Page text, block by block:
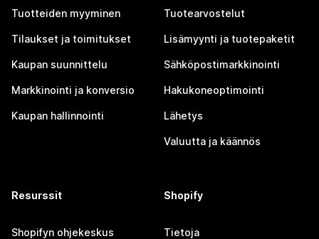
Tuotteiden myyminen
Tilaukset ja toimitukset
Kaupan suunnittelu
Markkinointi ja konversio
Kaupan hallinnointi
Tuotearvostelut
Lisämyynti ja tuotepaketit
Sähköpostimarkkinointi
Hakukoneoptimointi
Lähetys
Valuutta ja käännös
Resurssit
Shopifyn ohjekeskus
Shopify
Tietoja